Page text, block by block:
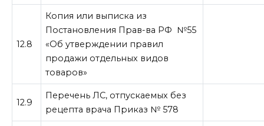
12.8
Копия или выписка из
Постановления Прав-ва РФ №55
«Об утверждении правил
продажи отдельных видов
товаров»
12.9
Перечень ЛС, отпускаемых без
рецепта врача Приказ № 578